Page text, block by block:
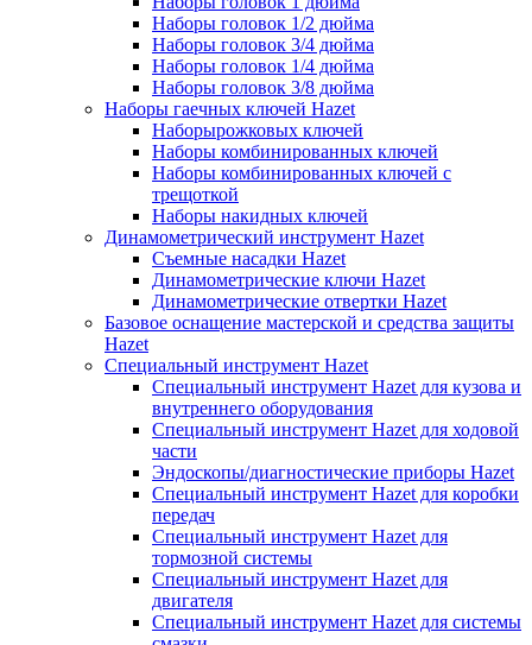
Наборы головок 1/2 дюйма
Наборы головок 3/4 дюйма
Наборы головок 1/4 дюйма
Наборы головок 3/8 дюйма
Наборы гаечных ключей Hazet
Наборырожковых ключей
Наборы комбинированных ключей
Наборы комбинированных ключей с
трещоткой
Наборы накидных ключей
Динамометрический инструмент Hazet
Съемные насадки Hazet
Динамометрические ключи Hazet
Динамометрические отвертки Hazet
Базовое оснащение мастерской и средства защиты
Hazet
Специальный инструмент Hazet
Специальный инструмент Hazet для кузова и
внутреннего оборудования
Специальный инструмент Hazet для ходовой
части
Эндоскопы/диагностические приборы Hazet
Специальный инструмент Hazet для коробки
передач
Специальный инструмент Hazet для
тормозной системы
Специальный инструмент Hazet для
двигателя
Специальный инструмент Hazet для системы